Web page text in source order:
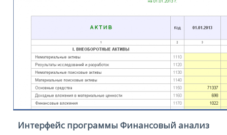
Интерфейс программы Финансовый анализ